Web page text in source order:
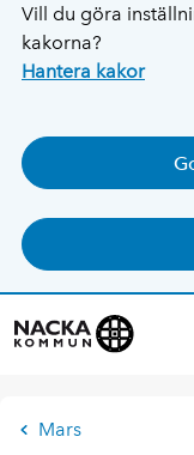
Vill du göra
kakorna?
Hantera kakor
Mars